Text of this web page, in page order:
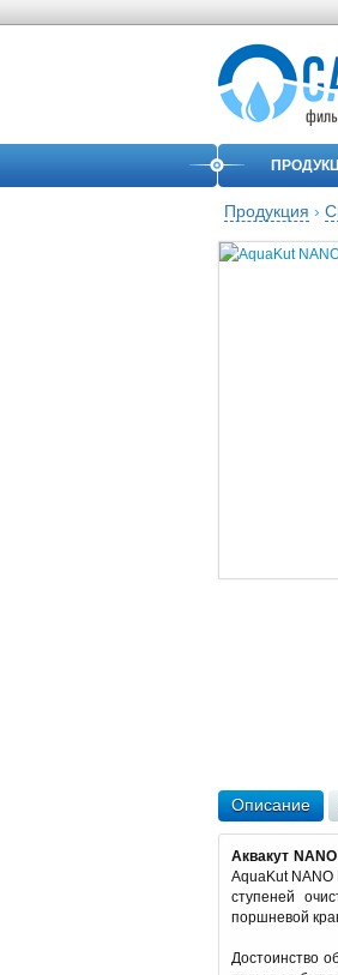
Продукция ›
Описание
Аквакут
AquaKut NANO
ступеней
поршневой
Достоинство